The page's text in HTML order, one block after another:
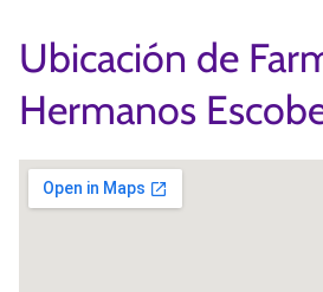
Ubicación de
Hermanos